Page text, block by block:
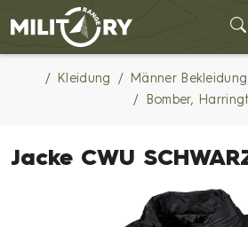
Army shop MILITARY RANGE
Kleidung Männer Bekleidung
Bomber,
Jacke CWU